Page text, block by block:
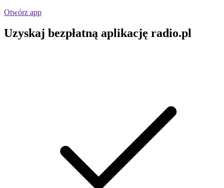
Otwórz app
Uzyskaj bezpłatną aplikację radio.pl